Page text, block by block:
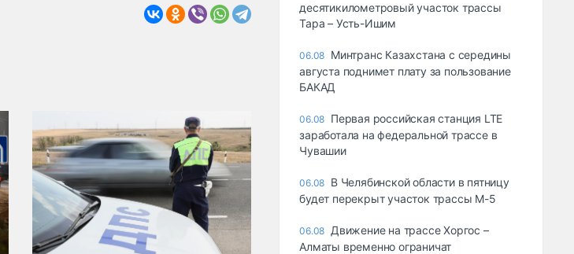
десятикилометровый участок трассы
Тара – Усть-Ишим
06.08 Минтранс Казахстана с середины
августа поднимет плату за пользование
БАКАД
06.08 Первая российская станция LTE
заработала на федеральной трассе в
Чувашии
06.08 В Челябинской области в пятницу
будет перекрыт участок трассы М-5
06.08 Движение на трассе Хоргос –
Алматы временно ограничат